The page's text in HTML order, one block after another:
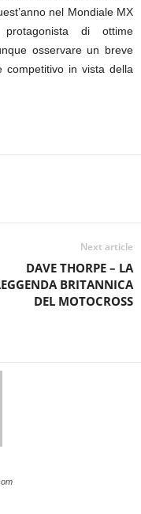
nel Mondiale MX
di ottime
osservare un breve
in vista della
Next article
DAVE THORPE – LA
BRITANNICA
DEL MOTOCROSS